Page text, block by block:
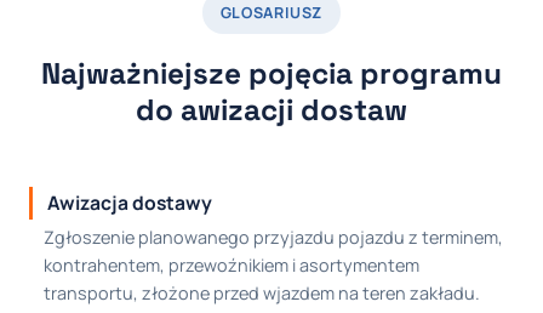
GLOSARIUSZ
Najważniejsze pojęcia programu
do awizacji dostaw
Awizacja dostawy
Zgłoszenie planowanego przyjazdu pojazdu z terminem,
kontrahentem, przewoźnikiem i asortymentem
transportu, złożone przed wjazdem na teren zakładu.